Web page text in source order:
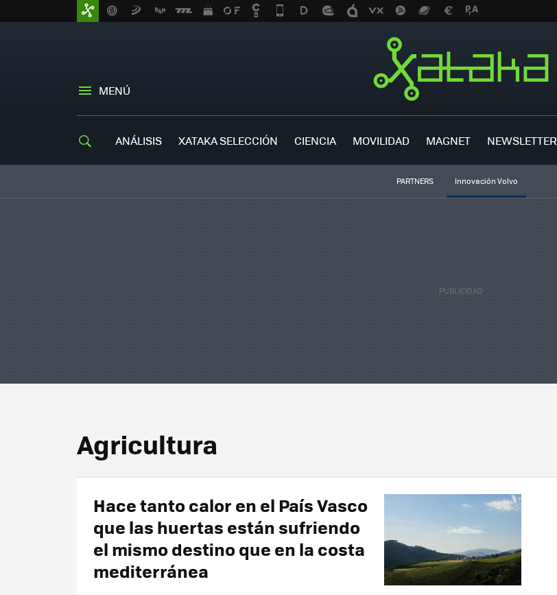
MENÚ
ANÁLISIS XATAKA SELECCIÓN CIENCIA MOVILIDAD MAGNET NEWSLETTER
PARTNERS Innovación Volvo
Agricultura
Hace tanto calor en el País Vasco
que las huertas están sufriendo
el mismo destino que en la costa
mediterránea